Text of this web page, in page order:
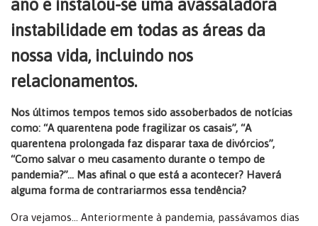
ano e instalou-se uma avassaladora
instabilidade em todas as áreas da
nossa vida, incluindo nos
relacionamentos.
Nos últimos tempos temos sido assoberbados de notícias
como: “A quarentena pode fragilizar os casais”, “A
quarentena prolongada faz disparar taxa de divórcios”,
“Como salvar o meu casamento durante o tempo de
pandemia?”… Mas afinal o que está a acontecer? Haverá
alguma forma de contrariarmos essa tendência?
Ora vejamos… Anteriormente à pandemia, passávamos dias